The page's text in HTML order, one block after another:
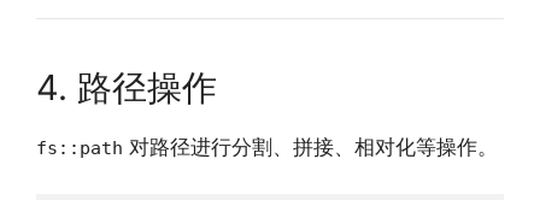
4. 路径操作
fs::path 对路径进行分割、拼接、相对化等操作。